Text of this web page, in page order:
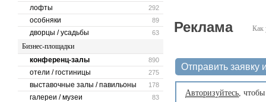
292
лофты
89
особняки
63
дворцы / усадьбы
Бизнес-площадки
890
конференц-залы
275
отели / гостиницы
178
выставочные залы / павильоны
83
галереи / музеи
Как
Реклама
Отправить заявку
Авторизуйтесь,